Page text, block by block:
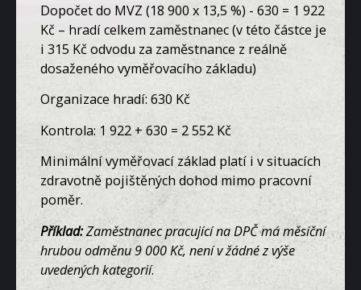
Dopočet do MVZ (18 900 x 13,5 %) - 630 = 1 922
Kč – hradí celkem zaměstnanec (v této částce je
i 315 Kč odvodu za zaměstnance z reálně
dosaženého vyměřovacího základu)
Organizace hradí: 630 Kč
Kontrola: 1 922 + 630 = 2 552 Kč
Minimální vyměřovací základ platí i v situacích
zdravotně pojištěných dohod mimo pracovní
poměr.
Příklad:Zaměstnanec pracující na DPČ má měsíční
hrubou odměnu 9 000 Kč, není v žádné z výše
uvedených kategorií.